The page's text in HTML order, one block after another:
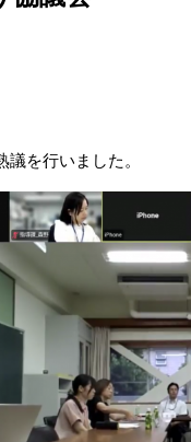
を行いました。